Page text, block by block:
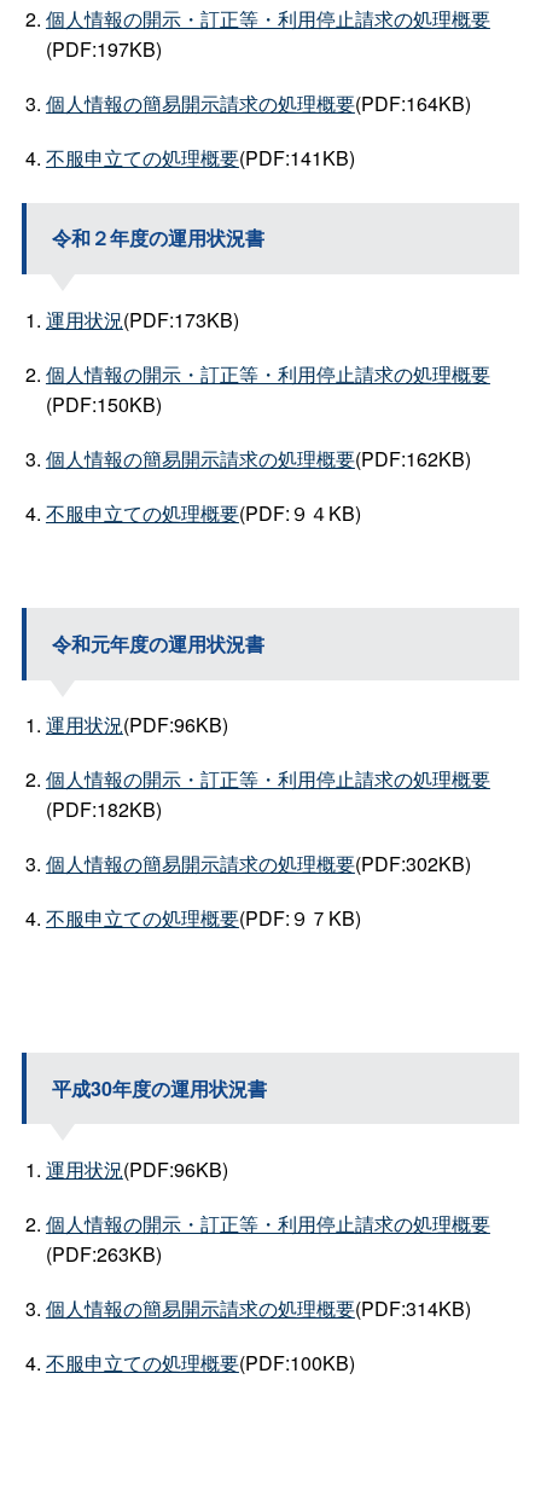
個人情報の開示・訂正等・利用停止請求の処理概要
(PDF:197KB)
個人情報の簡易開示請求の処理概要(PDF:164KB)
不服申立ての処理概要(PDF:141KB)
令和２年度の運用状況書
運用状況(PDF:173KB)
個人情報の開示・訂正等・利用停止請求の処理概要
(PDF:150KB)
個人情報の簡易開示請求の処理概要(PDF:162KB)
不服申立ての処理概要(PDF:９４KB)
令和元年度の運用状況書
運用状況(PDF:96KB)
個人情報の開示・訂正等・利用停止請求の処理概要
(PDF:182KB)
個人情報の簡易開示請求の処理概要(PDF:302KB)
不服申立ての処理概要(PDF:９７KB)
平成30年度の運用状況書
運用状況(PDF:96KB)
個人情報の開示・訂正等・利用停止請求の処理概要
(PDF:263KB)
個人情報の簡易開示請求の処理概要(PDF:314KB)
不服申立ての処理概要(PDF:100KB)